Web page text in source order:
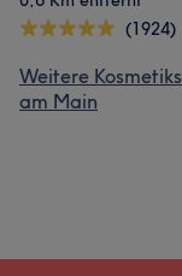
(1924)
Weitere
am Main